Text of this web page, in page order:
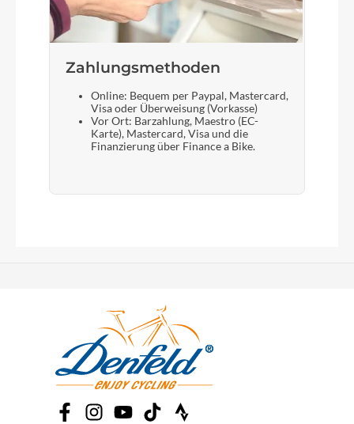
Zahlungsmethoden
Online: Bequem per Paypal, Mastercard,
Visa oder Überweisung (Vorkasse)
Vor Ort: Barzahlung, Maestro (EC-
Karte), Mastercard, Visa und die
Finanzierung über Finance a Bike.